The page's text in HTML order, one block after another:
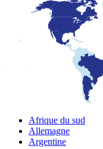
Afrique du sud
Allemagne
Argentine